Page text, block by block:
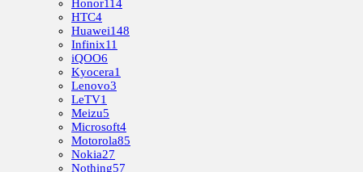
Honor114
HTC4
Huawei148
Infinix11
iQOO6
Kyocera1
Lenovo3
LeTV1
Meizu5
Microsoft4
Motorola85
Nokia27
Nothing57